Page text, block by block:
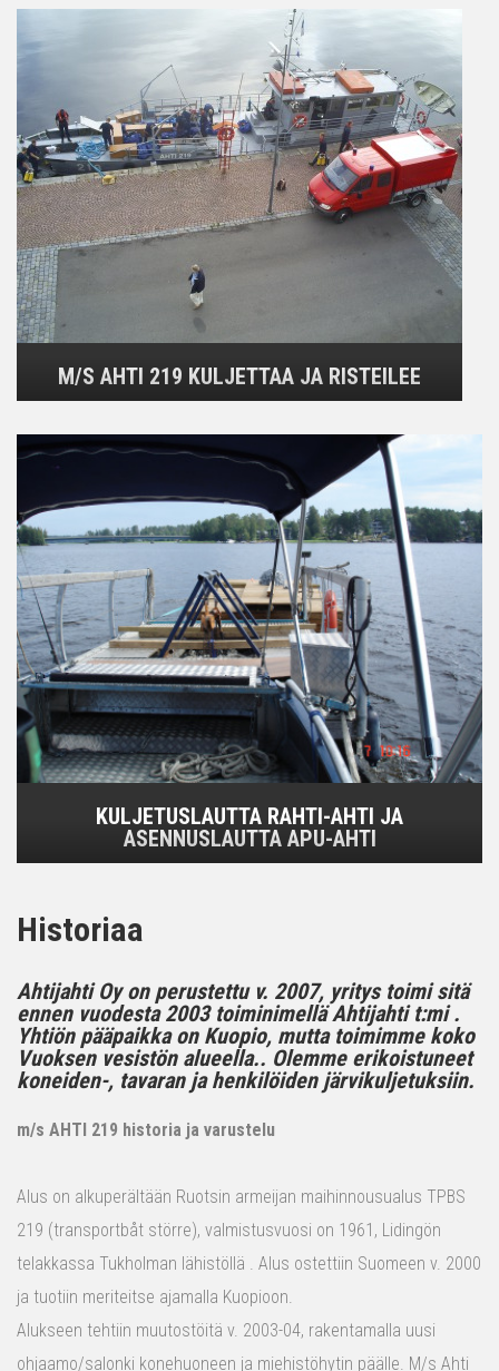
M/S AHTI 219 KULJETTAA JA RISTEILEE
KULJETUSLAUTTA RAHTI-AHTI JA
ASENNUSLAUTTA APU-AHTI
Historiaa
Ahtijahti Oy on perustettu v. 2007, yritys toimi sitä
ennen vuodesta 2003 toiminimellä Ahtijahti t:mi .
Yhtiön pääpaikka on Kuopio, mutta toimimme koko
Vuoksen vesistön alueella.. Olemme erikoistuneet
koneiden-, tavaran ja henkilöiden järvikuljetuksiin.
m/s AHTI 219 historia ja varustelu
Alus on alkuperältään Ruotsin armeijan maihinnousualus TPBS
219 (transportbåt större), valmistusvuosi on 1961, Lidingön
telakkassa Tukholman lähistöllä . Alus ostettiin Suomeen v. 2000
ja tuotiin meriteitse ajamalla Kuopioon.
Alukseen tehtiin muutostöitä v. 2003-04, rakentamalla uusi
ohjaamo/salonki konehuoneen ja miehistöhytin päälle. M/s Ahti